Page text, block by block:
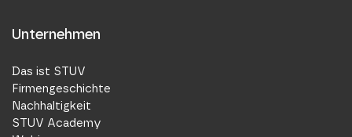
Unternehmen
Das ist STUV
Firmengeschichte
Nachhaltigkeit
STUV Academy